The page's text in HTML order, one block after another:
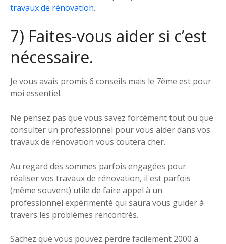
travaux de rénovation.
7) Faites-vous aider si c’est
nécessaire.
Je vous avais promis 6 conseils mais le 7ème est pour
moi essentiel.
Ne pensez pas que vous savez forcément tout ou que
consulter un professionnel pour vous aider dans vos
travaux de rénovation vous coutera cher.
Au regard des sommes parfois engagées pour
réaliser vos travaux de rénovation, il est parfois
(même souvent) utile de faire appel à un
professionnel expérimenté qui saura vous guider à
travers les problèmes rencontrés.
Sachez que vous pouvez perdre facilement 2000 à